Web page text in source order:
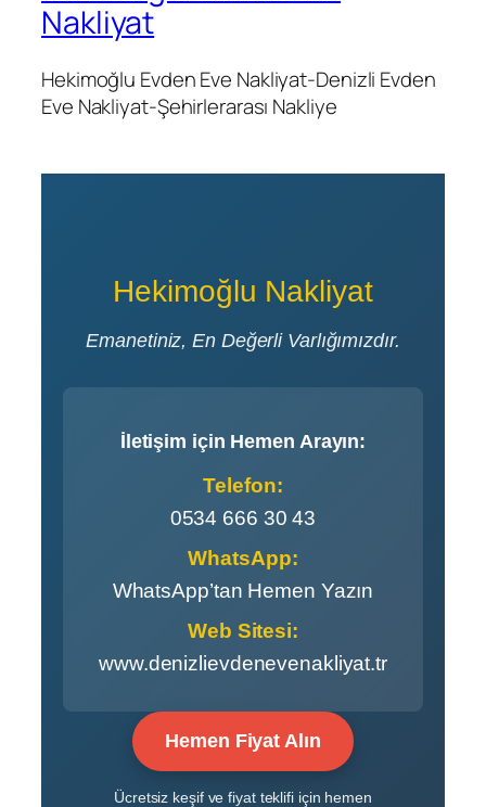
Nakliyat
Hekimoğlu Evden Eve Nakliyat-Denizli Evden
Eve Nakliyat-Şehirlerarası Nakliye
Hekimoğlu Nakliyat
Emanetiniz, En Değerli Varlığımızdır.
İletişim için Hemen Arayın:
Telefon:
0534 666 30 43
WhatsApp:
WhatsApp’tan Hemen Yazın
Web Sitesi:
www.denizlievdenevenakliyat.tr
Hemen Fiyat Alın
Ücretsiz keşif ve fiyat teklifi için hemen